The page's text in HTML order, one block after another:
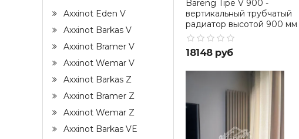
Bareng Tipe V 900 -
вертикальный трубчатый
радиатор высотой 900 мм
18148 руб
Axxinot Eden V
Axxinot Barkas V
Axxinot Bramer V
Axxinot Wemar V
Axxinot Barkas Z
Axxinot Bramer Z
Axxinot Wemar Z
Axxinot Barkas VE